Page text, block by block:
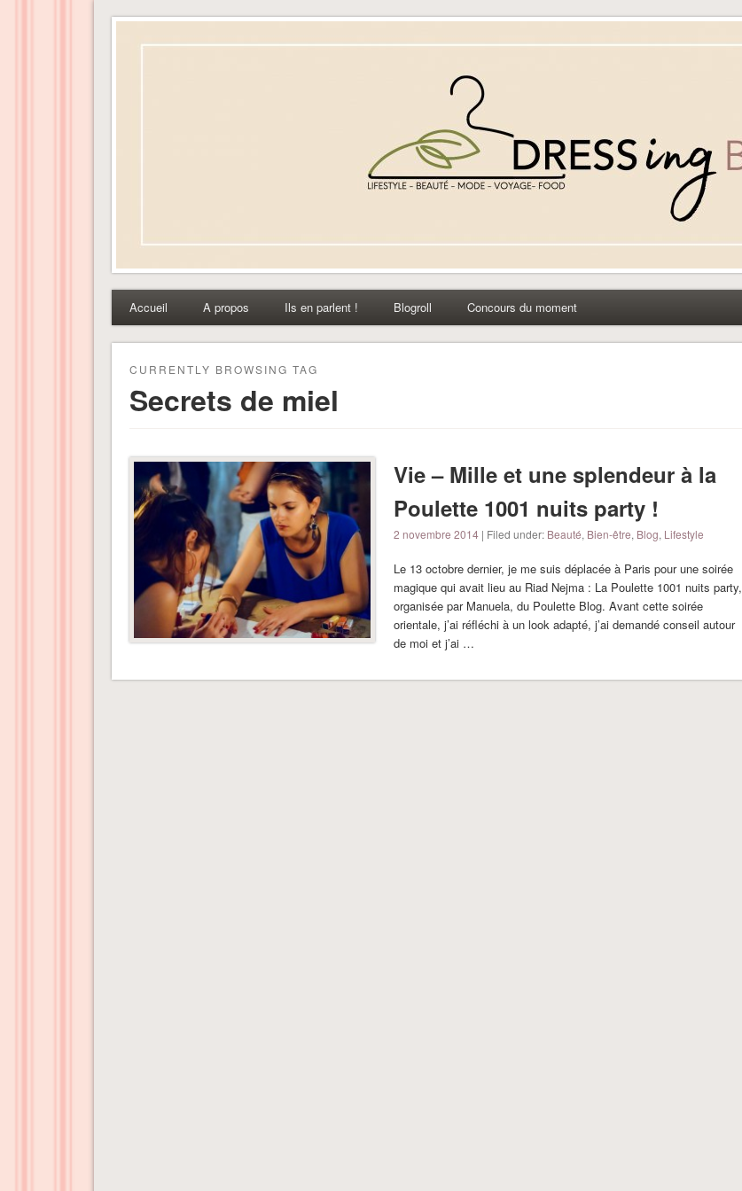
Dress-ing – Blog lifestyle beauté mode à Caen
Accueil A propos Ils en parlent ! Blogroll Concours du moment
CURRENTLY BROWSING TAG
Secrets de miel
Vie – Mille et une splendeur à la
Poulette 1001 nuits party !
2 novembre 2014| Filed under: Beauté, Bien-être, Blog, Lifestyle
Le 13 octobre dernier, je me suis déplacée à Paris pour une soirée
magique qui avait lieu au Riad Nejma : La Poulette 1001 nuits party,
organisée par Manuela, du Poulette Blog. Avant cette soirée
orientale, j’ai réfléchi à un look adapté, j’ai demandé conseil autour
de moi et j’ai …